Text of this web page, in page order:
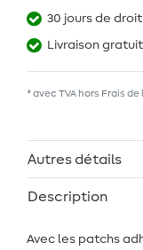
30 jours de
Livraison
* avec TVA hors Frais de
Autres détails
Description
Avec les patchs